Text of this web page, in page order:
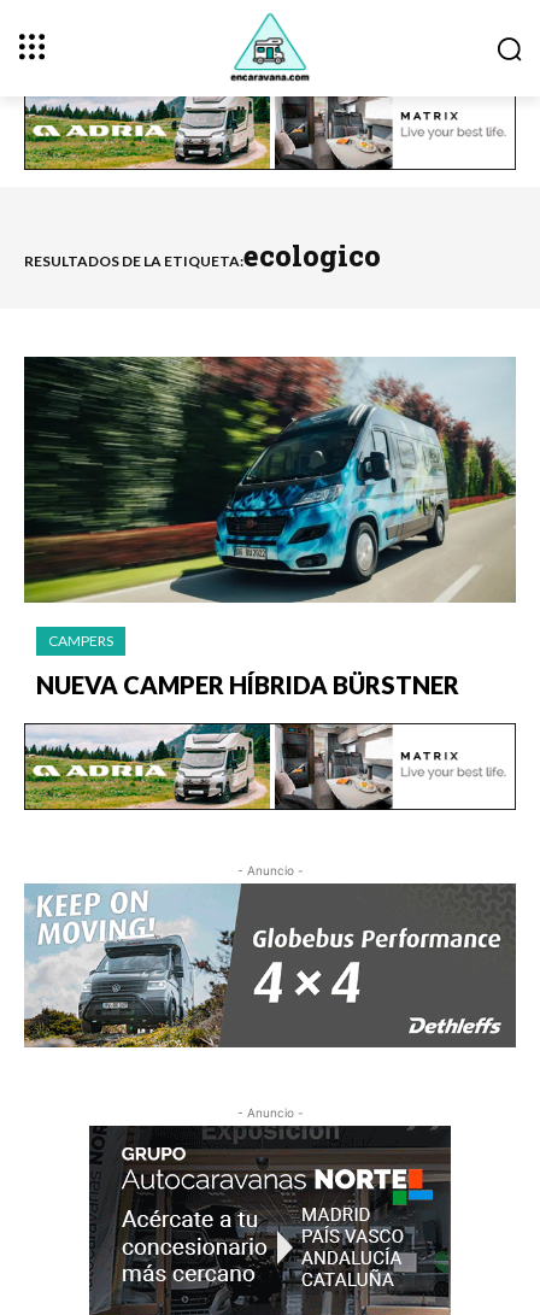
RESULTADOS DE LA ETIQUETA:ecologico
CAMPERS
NUEVA CAMPER HÍBRIDA BÜRSTNER
- Anuncio -
- Anuncio -